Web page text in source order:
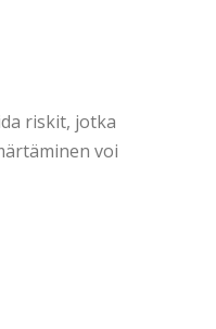
riskit, jotka
voi